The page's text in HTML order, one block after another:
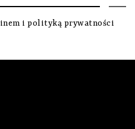
ipolityką prywatności